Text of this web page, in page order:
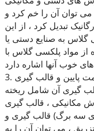
توان آن را خم کرد و
تبدیل کرد ، از این
به صنایع دستی یا
مواد پلکسی گلاس با
3. پلکسی از مزایای وزن سبک ، قیمت پایین و قالب گیری
گیری آن شامل ریخته
مکانیکی ، قالب گیری
سه برگ) قالب گیری و
، می توان آن را به